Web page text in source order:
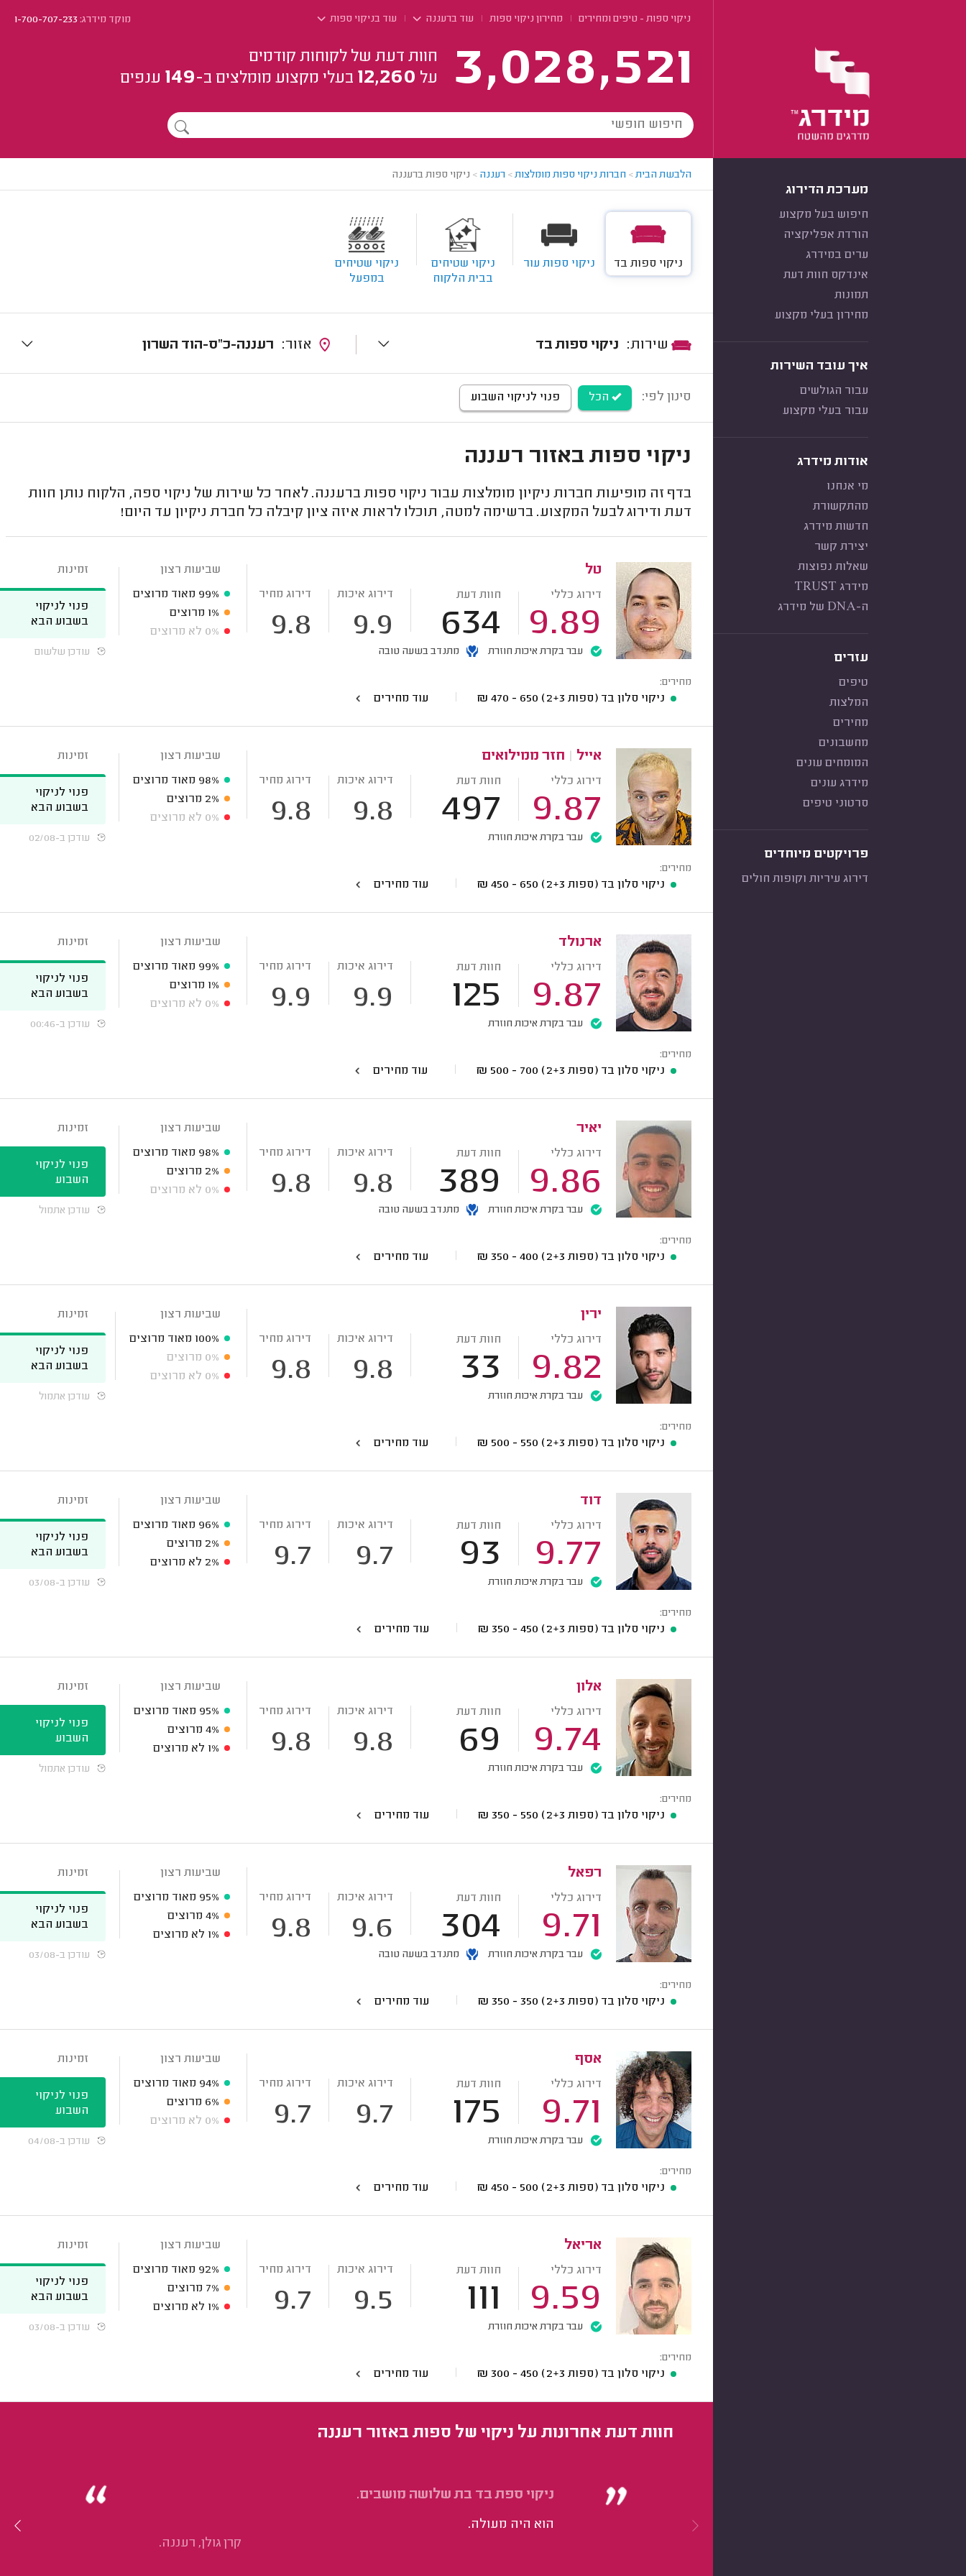
ניקוי ספות - טיפים ומחירים מחירון ניקוי ספות עוד ברעננה עוד בניקוי ספות מוקד מידרג:1-700-707-233
3,028,521
חוות דעת של לקוחות קודמים
על 12,260 בעלי מקצוע מומלצים ב-149 ענפים
מערכת הדירוג
חיפוש בעל מקצוע
הורדת אפליקציה
ערים במידרג
אינדקס חוות דעת
תמונות
מחירון בעלי מקצוע
איך עובד השירות
עבור הגולשים
עבור בעלי מקצוע
אודות מידרג
מי אנחנו
מהתקשורת
חדשות מידרג
יצירת קשר
שאלות נפוצות
מידרג TRUST
ה-DNA של מידרג
עזרים
טיפים
המלצות
מחירים
מחשבונים
המומחים עונים
מידרג עונים
סרטוני טיפים
פרויקטים מיוחדים
דירוג עיריות וקופות חולים
הלבשת הבית> חברות ניקוי ספות מומלצות> רעננה > ניקוי ספות ברעננה
ניקוי ספות בד ניקוי ספות עור
ניקוי שטיחים
בבית הלקוח
ניקוי שטיחים
במפעל
ניקוי ספות בד רעננה-כ"ס-הוד השרון
סינון לפי: הכל פנוי לניקוי השבוע
ניקוי ספות באזור רעננה
בדף זה מופיעות חברות ניקיון מומלצות עבור ניקוי ספות ברעננה. לאחר כל שירות של ניקוי ספה, הלקוח נותן חוות
דעת ודירוג לבעל המקצוע. ברשימה למטה, תוכלו לראות איזה ציון קיבלה כל חברת ניקיון עד היום!
טל
דירוג כללי
9.89
חוות דעת
634
דירוג איכות
9.9
דירוג מחיר
9.8
עבר בקרת איכות חוזרת מתנדב בשעה טובה
שביעות רצון
99% מאוד מרוצים
1% מרוצים
0% לא מרוצים
זמינות
פנוי לניקוי
בשבוע הבא
עודכן שלשום
מחירים:
ניקוי סלון בד (ספות 2+3) 650 - 470
₪ עוד מחירים
אייל חזר ממילואים
דירוג כללי
9.87
חוות דעת
497
דירוג איכות
9.8
דירוג מחיר
9.8
עבר בקרת איכות חוזרת
שביעות רצון
98% מאוד מרוצים
2% מרוצים
0% לא מרוצים
זמינות
פנוי לניקוי
בשבוע הבא
עודכן ב-02/08
מחירים:
ניקוי סלון בד (ספות 2+3) 650 - 450
₪ עוד מחירים
ארנולד
דירוג כללי
9.87
חוות דעת
125
דירוג איכות
9.9
דירוג מחיר
9.9
עבר בקרת איכות חוזרת
שביעות רצון
99% מאוד מרוצים
1% מרוצים
0% לא מרוצים
זמינות
פנוי לניקוי
בשבוע הבא
עודכן ב-00:46
מחירים:
ניקוי סלון בד (ספות 2+3) 700 - 500
₪ עוד מחירים
יאיר
דירוג כללי
9.86
חוות דעת
389
דירוג איכות
9.8
דירוג מחיר
9.8
עבר בקרת איכות חוזרת מתנדב בשעה טובה
שביעות רצון
98% מאוד מרוצים
2% מרוצים
0% לא מרוצים
זמינות
פנוי לניקוי
השבוע
עודכן אתמול
מחירים:
ניקוי סלון בד (ספות 2+3) 400 - 350
₪ עוד מחירים
ירין
דירוג כללי
9.82
חוות דעת
33
דירוג איכות
9.8
דירוג מחיר
9.8
עבר בקרת איכות חוזרת
שביעות רצון
100% מאוד מרוצים
0% מרוצים
0% לא מרוצים
זמינות
פנוי לניקוי
בשבוע הבא
עודכן אתמול
מחירים:
ניקוי סלון בד (ספות 2+3) 550 - 500
₪ עוד מחירים
דוד
דירוג כללי
9.77
חוות דעת
93
דירוג איכות
9.7
דירוג מחיר
9.7
עבר בקרת איכות חוזרת
שביעות רצון
96% מאוד מרוצים
2% מרוצים
2% לא מרוצים
זמינות
פנוי לניקוי
בשבוע הבא
עודכן ב-03/08
מחירים:
ניקוי סלון בד (ספות 2+3) 450 - 350
₪ עוד מחירים
אלון
דירוג כללי
9.74
חוות דעת
69
דירוג איכות
9.8
דירוג מחיר
9.8
עבר בקרת איכות חוזרת
שביעות רצון
95% מאוד מרוצים
4% מרוצים
1% לא מרוצים
זמינות
פנוי לניקוי
השבוע
עודכן אתמול
מחירים:
ניקוי סלון בד (ספות 2+3) 550 - 350
₪ עוד מחירים
רפאל
דירוג כללי
9.71
חוות דעת
304
דירוג איכות
9.6
דירוג מחיר
9.8
עבר בקרת איכות חוזרת מתנדב בשעה טובה
שביעות רצון
95% מאוד מרוצים
4% מרוצים
1% לא מרוצים
זמינות
פנוי לניקוי
בשבוע הבא
עודכן ב-03/08
מחירים:
ניקוי סלון בד (ספות 2+3) 350 - 350
₪ עוד מחירים
אסף
דירוג כללי
9.71
חוות דעת
175
דירוג איכות
9.7
דירוג מחיר
9.7
עבר בקרת איכות חוזרת
שביעות רצון
94% מאוד מרוצים
6% מרוצים
0% לא מרוצים
זמינות
פנוי לניקוי
השבוע
עודכן ב-04/08
מחירים:
ניקוי סלון בד (ספות 2+3) 500 - 450
₪ עוד מחירים
אריאל
דירוג כללי
9.59
חוות דעת
111
דירוג איכות
9.5
דירוג מחיר
9.7
עבר בקרת איכות חוזרת
שביעות רצון
92% מאוד מרוצים
7% מרוצים
1% לא מרוצים
זמינות
פנוי לניקוי
בשבוע הבא
עודכן ב-03/08
מחירים:
ניקוי סלון בד (ספות 2+3) 450 - 300
₪ עוד מחירים
חוות דעת אחרונות על ניקוי של ספות באזור רעננה
ניקוי ספת בד בת שלושה מושבים.
הוא היה מעולה.
קרן גולן, רעננה.